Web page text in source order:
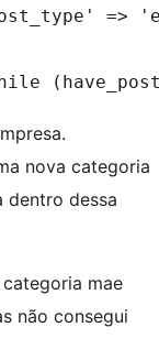
=>
nova categoria
dentro dessa
mae
não consegui